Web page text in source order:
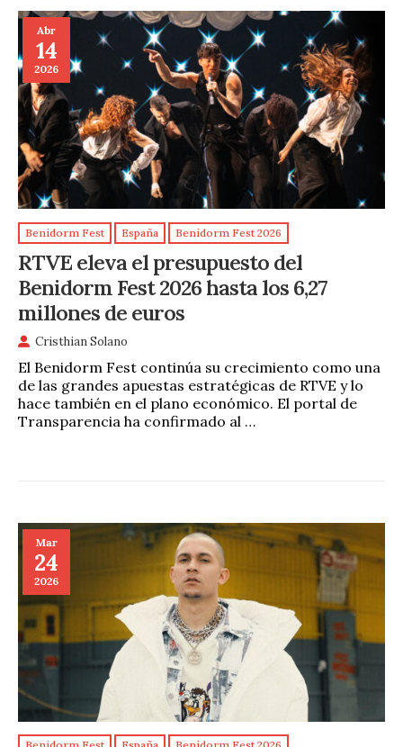
Abr
14
2026
Benidorm Fest España Benidorm Fest 2026
RTVE eleva el presupuesto del
Benidorm Fest 2026 hasta los 6,27
millones de euros
Cristhian Solano
El Benidorm Fest continúa su crecimiento como una
de las grandes apuestas estratégicas de RTVE y lo
hace también en el plano económico. El portal de
Transparencia ha confirmado al …
Mar
24
2026